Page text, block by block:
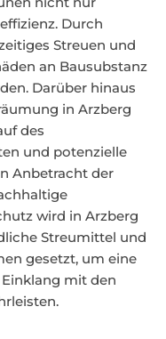
Durch
Streuen und
an Bausubstanz
Darüber hinaus
in Arzberg
des
und potenzielle
Anbetracht der
wird in Arzberg
Streumittel und
gesetzt, um eine
mit den